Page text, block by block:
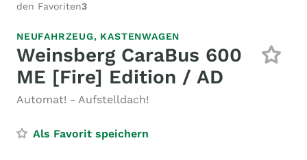
den Favoriten3
NEUFAHRZEUG, KASTENWAGEN
Weinsberg CaraBus 600
ME [Fire] Edition / AD
Automat! - Aufstelldach!
Als Favorit speichern